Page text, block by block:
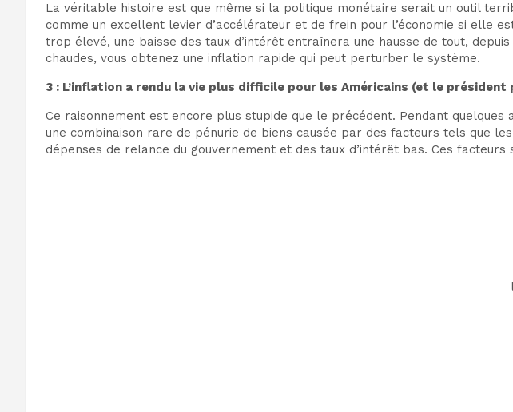
La véritable histoire est que même si la politique monétaire serait un outil
comme un excellent levier d’accélérateur et de frein pour l’économie si elle
trop élevé, une baisse des taux d’intérêt entraînera une hausse de tout,
chaudes, vous obtenez une inflation rapide qui peut perturber le système.
3 : L’inflation a rendu la vie plus difficile pour les Américains (et le président
Ce raisonnement est encore plus stupide que le précédent. Pendant
une combinaison rare de pénurie de biens causée par des facteurs tels que
dépenses de relance du gouvernement et des taux d’intérêt bas. Ces